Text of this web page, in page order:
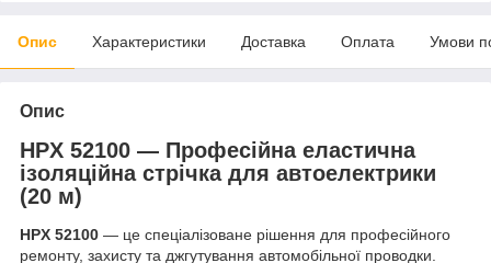
Опис Характеристики Доставка Оплата Умови
Опис
HPX 52100 — Професійна еластична
ізоляційна стрічка для автоелектрики
(20 м)
HPX 52100 — це спеціалізоване рішення для професійного
ремонту, захисту та джгутування автомобільної проводки.